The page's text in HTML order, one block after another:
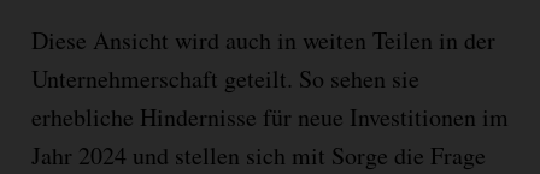
Diese Ansicht wird auch in weiten Teilen in der
Unternehmerschaft geteilt. So sehen sie
erhebliche Hindernisse für neue Investitionen im
Jahr 2024 und stellen sich mit Sorge die Frage